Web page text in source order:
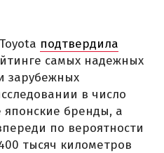
подтвердила
самых надежных
зарубежных
в число
бренды, а
по вероятности
тысяч километров